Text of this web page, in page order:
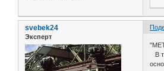
svebek24
Эксперт
В